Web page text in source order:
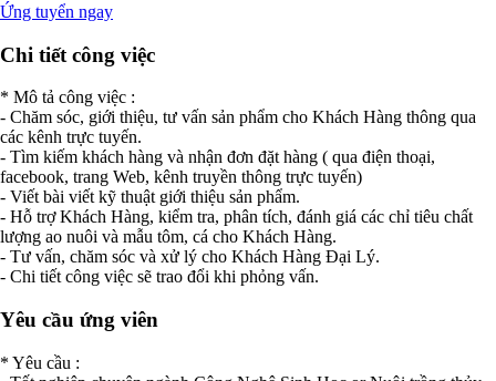
Ứng tuyển ngay
Chi tiết công việc
* Mô tả công việc :
- Chăm sóc, giới thiệu, tư vấn sản phẩm cho Khách Hàng thông qua
các kênh trực tuyến.
- Tìm kiếm khách hàng và nhận đơn đặt hàng ( qua điện thoại,
facebook, trang Web, kênh truyền thông trực tuyến)
- Viết bài viết kỹ thuật giới thiệu sản phẩm.
- Hỗ trợ Khách Hàng, kiểm tra, phân tích, đánh giá các chỉ tiêu chất
lượng ao nuôi và mẫu tôm, cá cho Khách Hàng.
- Tư vấn, chăm sóc và xử lý cho Khách Hàng Đại Lý.
- Chi tiết công việc sẽ trao đổi khi phỏng vấn.
Yêu cầu ứng viên
* Yêu cầu :